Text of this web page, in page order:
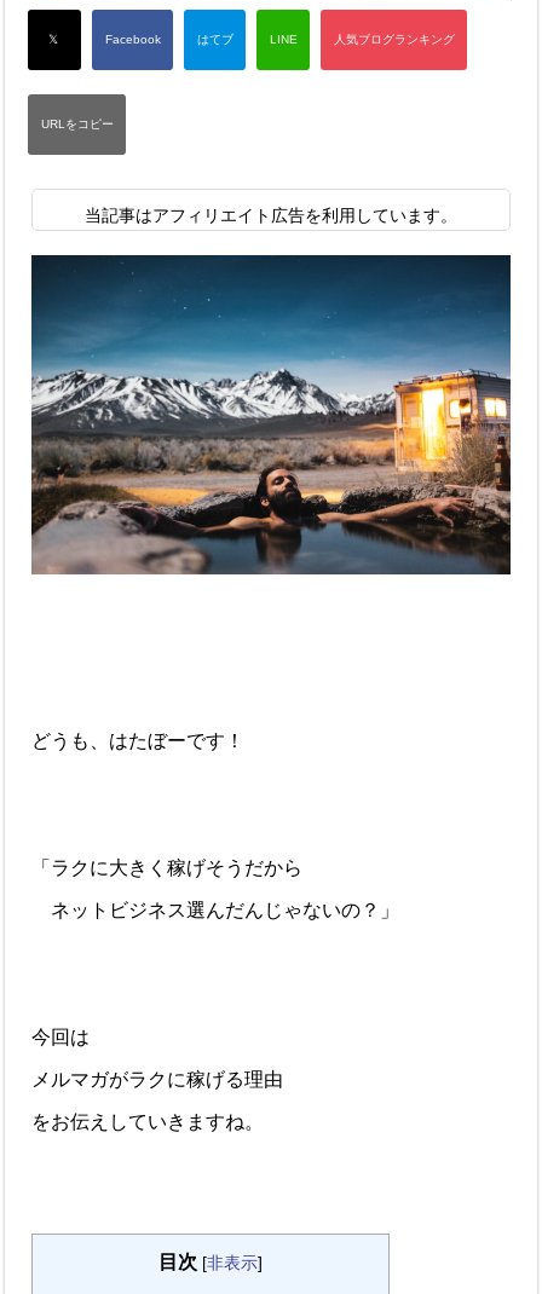
当記事はアフィリエイト広告を利用しています。
どうも、はたぼーです！
「ラクに大きく稼げそうだから
ネットビジネス選んだんじゃないの？」
今回は
メルマガがラクに稼げる理由
をお伝えしていきますね。
目次 [非表示]